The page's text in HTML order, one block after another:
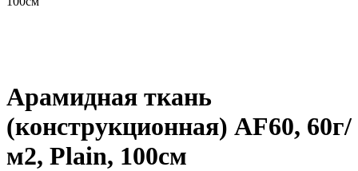
Арамидная ткань
(конструкционная) AF60, 60г/
м2, Plain, 100см